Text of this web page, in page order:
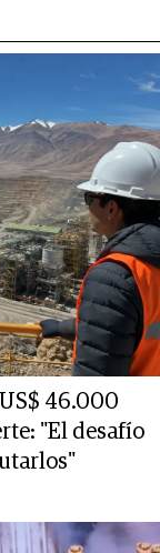
46.000
"El desafío